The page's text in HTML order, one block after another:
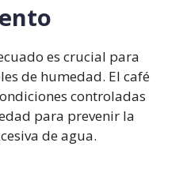
es crucial para
de humedad. El café
controladas
para prevenir la
de agua.